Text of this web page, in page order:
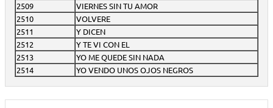
2509
VIERNES SIN TU AMOR
2510
VOLVERE
2511
Y DICEN
2512
Y TE VI CON EL
2513
YO ME QUEDE SIN NADA
2514
YO VENDO UNOS OJOS NEGROS